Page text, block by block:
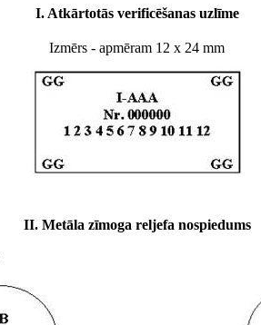
I. Atkārtotās verificēšanas uzlīme
Izmērs - apmēram 12 x 24 mm
II. Metāla zīmoga reljefa nospiedums